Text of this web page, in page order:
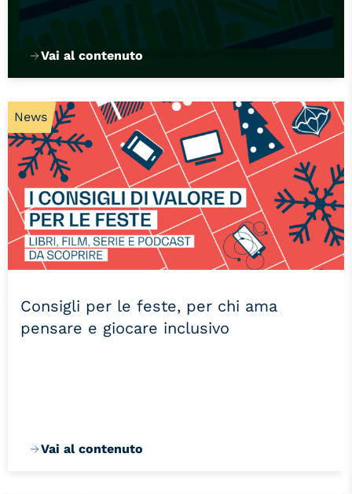
Vai al contenuto
News
Consigli per le feste, per chi ama
pensare e giocare inclusivo
Vai al contenuto